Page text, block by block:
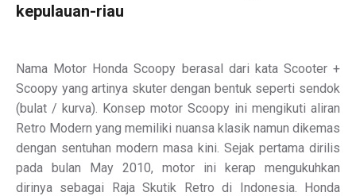
kepulauan-riau
Nama Motor Honda Scoopy berasal dari kata Scooter +
Scoopy yang artinya skuter dengan bentuk seperti sendok
(bulat / kurva). Konsep motor Scoopy ini mengikuti aliran
Retro Modern yang memiliki nuansa klasik namun dikemas
dengan sentuhan modern masa kini. Sejak pertama dirilis
pada bulan May 2010, motor ini kerap mengukuhkan
dirinya sebagai Raja Skutik Retro di Indonesia. Honda